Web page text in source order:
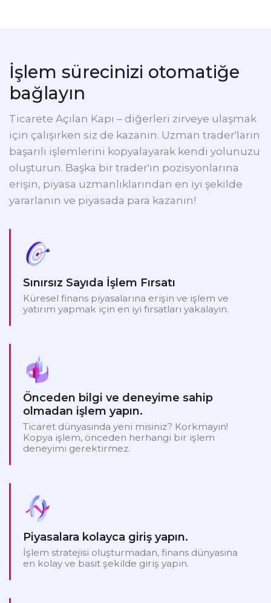
İşlem sürecinizi otomatiğe
bağlayın
Ticarete Açılan Kapı – diğerleri zirveye ulaşmak
için çalışırken siz de kazanın. Uzman trader'ların
başarılı işlemlerini kopyalayarak kendi yolunuzu
oluşturun. Başka bir trader'ın pozisyonlarına
erişin, piyasa uzmanlıklarından en iyi şekilde
yararlanın ve piyasada para kazanın!
Sınırsız Sayıda İşlem Fırsatı
Küresel finans piyasalarına erişin ve işlem ve
yatırım yapmak için en iyi fırsatları yakalayın.
Önceden bilgi ve deneyime sahip
olmadan işlem yapın.
Ticaret dünyasında yeni misiniz? Korkmayın!
Kopya işlem, önceden herhangi bir işlem
deneyimi gerektirmez.
Piyasalara kolayca giriş yapın.
İşlem stratejisi oluşturmadan, finans dünyasına
en kolay ve basit şekilde giriş yapın.